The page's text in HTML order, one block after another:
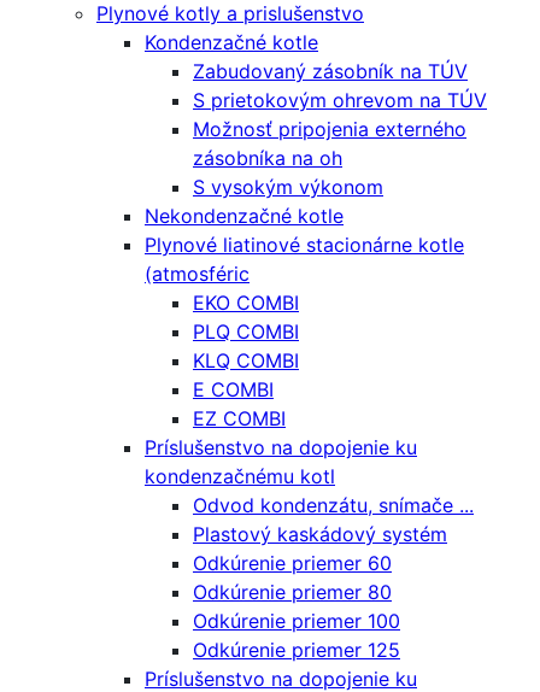
Plynové kotly a prislušenstvo
Kondenzačné kotle
Zabudovaný zásobník na TÚV
S prietokovým ohrevom na TÚV
Možnosť pripojenia externého
zásobníka na oh
S vysokým výkonom
Nekondenzačné kotle
Plynové liatinové stacionárne kotle
(atmosféric
EKO COMBI
PLQ COMBI
KLQ COMBI
E COMBI
EZ COMBI
Príslušenstvo na dopojenie ku
kondenzačnému kotl
Odvod kondenzátu, snímače ...
Plastový kaskádový systém
Odkúrenie priemer 60
Odkúrenie priemer 80
Odkúrenie priemer 100
Odkúrenie priemer 125
Príslušenstvo na dopojenie ku